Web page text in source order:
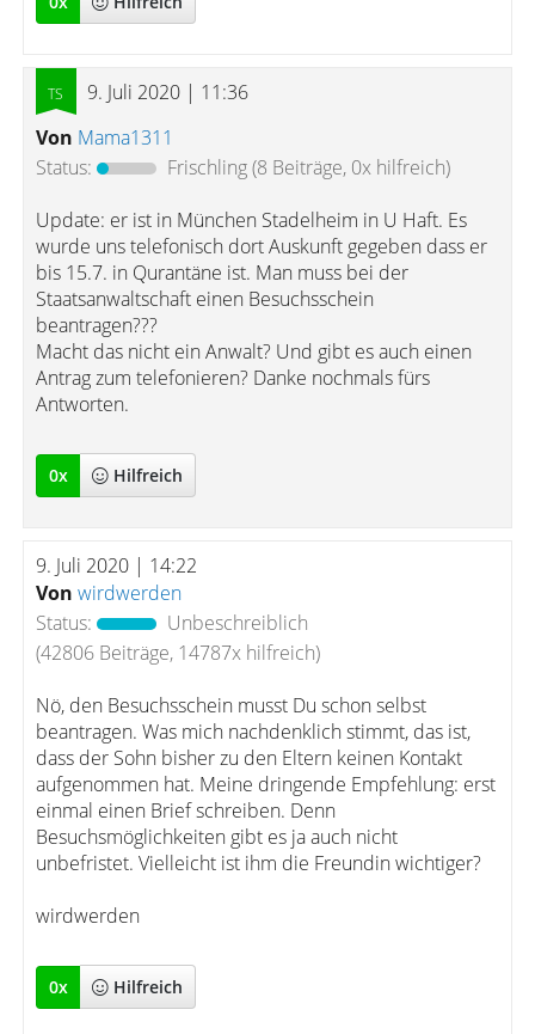
9. Juli 2020 | 11:36
Von Mama1311
Status:
Frischling(8 Beiträge, 0x hilfreich)
Update: er ist in München Stadelheim in U Haft. Es
wurde uns telefonisch dort Auskunft gegeben dass er
bis 15.7. in Qurantäne ist. Man muss bei der
Staatsanwaltschaft einen Besuchsschein
beantragen???
Macht das nicht ein Anwalt? Und gibt es auch einen
Antrag zum telefonieren? Danke nochmals fürs
Antworten.
0x Hilfreich
9. Juli 2020 | 14:22
Von wirdwerden
Status:
Unbeschreiblich
(42806 Beiträge, 14787x hilfreich)
Nö, den Besuchsschein musst Du schon selbst
beantragen. Was mich nachdenklich stimmt, das ist,
dass der Sohn bisher zu den Eltern keinen Kontakt
aufgenommen hat. Meine dringende Empfehlung: erst
einmal einen Brief schreiben. Denn
Besuchsmöglichkeiten gibt es ja auch nicht
unbefristet. Vielleicht ist ihm die Freundin wichtiger?
wirdwerden
0x Hilfreich